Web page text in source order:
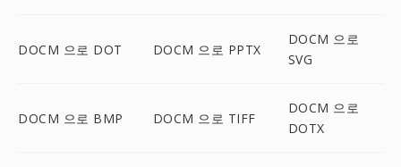
DOCM 으로 DOT DOCM 으로 PPTX
DOCM 으로
SVG
DOCM 으로 BMP DOCM 으로 TIFF
DOCM 으로
DOTX